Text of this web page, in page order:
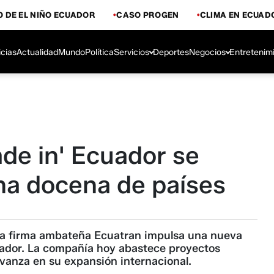
DE EL NIÑO ECUADOR CASO PROGEN CLIMA EN
ActualidadMundoPolíticaServicios DeportesNegocios
in' Ecuador se
docena de países
firma ambateña Ecuatran impulsa una nueva
La compañía hoy abastece proyectos
en su expansión internacional.